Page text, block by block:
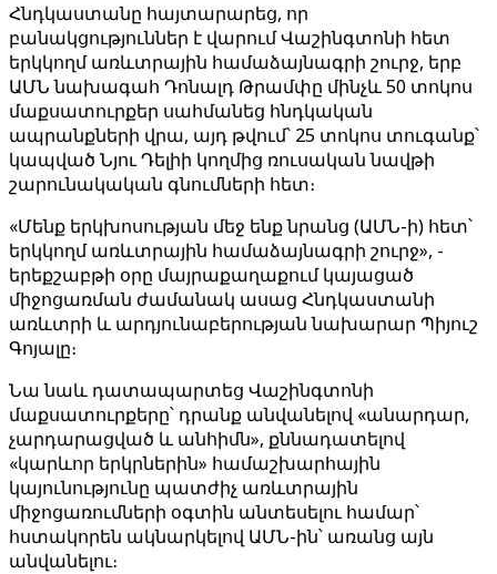
Հնդկաստանը հայտարարեց, որ
բանակցություններ է վարում Վաշինգտոնի հետ
երկկողմ առևտրային համաձայնագրի շուրջ, երբ
ԱՄՆ նախագահ Դոնալդ Թրամփը մինչև 50 տոկոս
մաքսատուրքեր սահմանեց հնդկական
ապրանքների վրա, այդ թվում՝ 25 տոկոս տուգանք՝
կապված Նյու Դելիի կողմից ռուսական նավթի
շարունակական գնումների հետ։
«Մենք երկխոսության մեջ ենք նրանց (ԱՄՆ-ի) հետ՝
երկկողմ առևտրային համաձայնագրի շուրջ», -
երեքշաբթի օրը մայրաքաղաքում կայացած
միջոցառման ժամանակ ասաց Հնդկաստանի
առևտրի և արդյունաբերության նախարար Պիյուշ
Գոյալը։
Նա նաև դատապարտեց Վաշինգտոնի
մաքսատուրքերը՝ դրանք անվանելով «անարդար,
չարդարացված և անհիմն», քննադատելով
«կարևոր երկրներին» համաշխարհային
կայունությունը պատժիչ առևտրային
միջոցառումների օգտին անտեսելու համար՝
հստակորեն ակնարկելով ԱՄՆ-ին՝ առանց այն
անվանելու։